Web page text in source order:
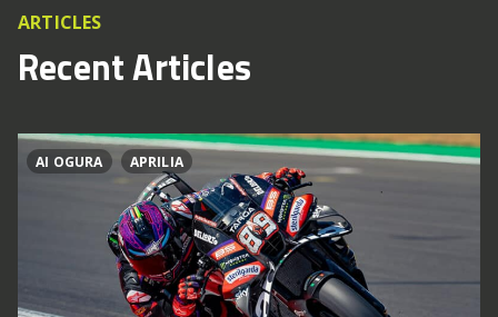
ARTICLES
Recent Articles
AI OGURA APRILIA